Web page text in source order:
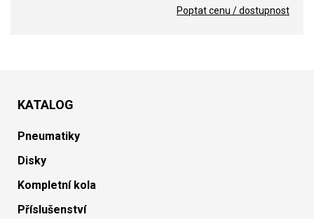
Poptat cenu / dostupnost
KATALOG
Pneumatiky
Disky
Kompletní kola
Příslušenství